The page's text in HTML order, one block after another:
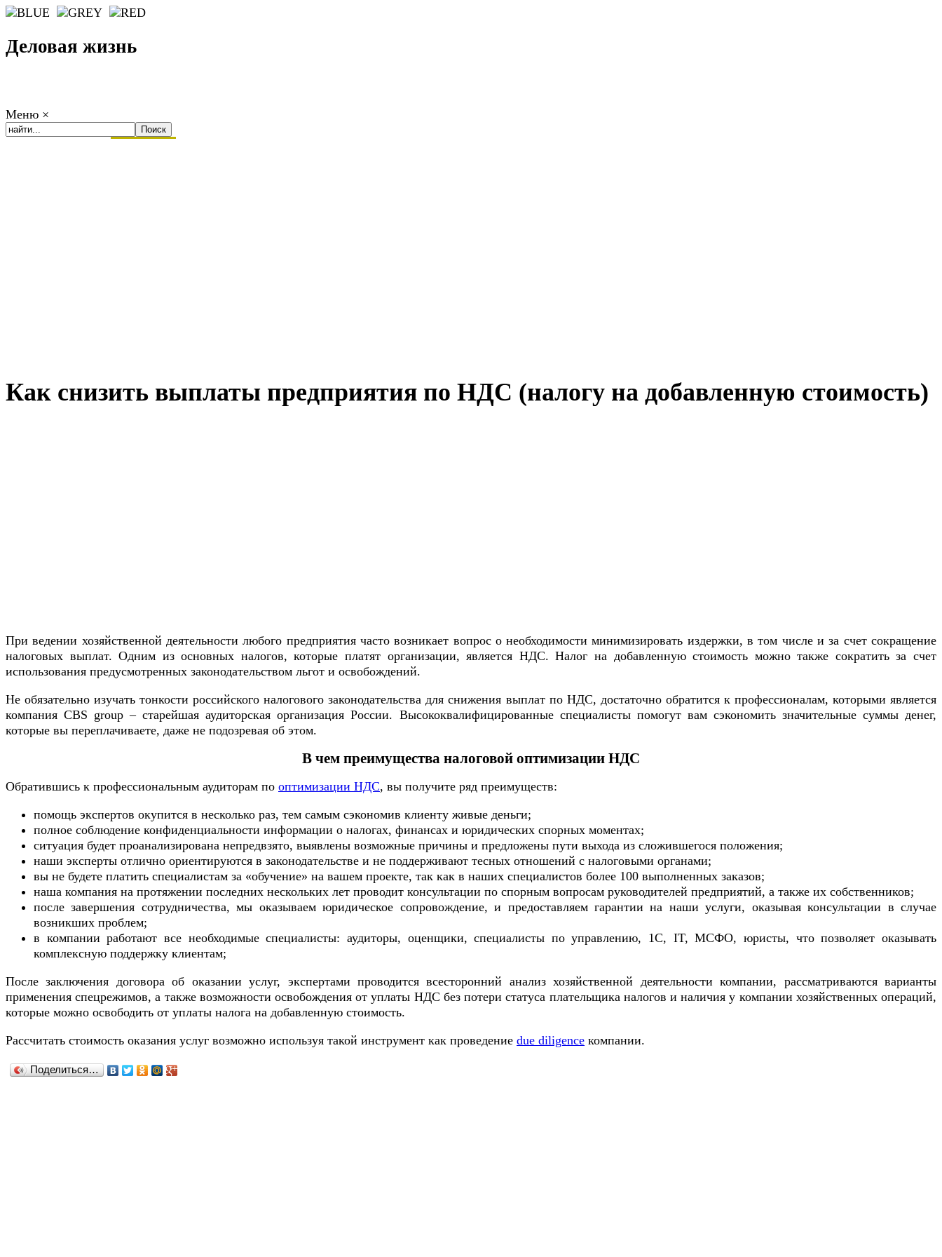
Деловая жизнь
Меню ×
Как снизить выплаты предприятия по НДС (налогу на добавленную стоимость)
При ведении хозяйственной деятельности любого предприятия часто возникает вопрос о необходимости минимизировать издержки, в том числе и за счет сокращение
налоговых выплат. Одним из основных налогов, которые платят организации, является НДC. Налог на добавленную стоимость можно также сократить за счет
использования предусмотренных законодательством льгот и освобождений.
Не обязательно изучать тонкости российского налоговогo законодательства для снижения выплат по НДC, достаточно обратится к профессионалам, которыми является
компания CBS group – старейшая аудиторская организация России. Высококвалифицированные специалисты помогут вам сэкономить значительные суммы денег,
которые вы переплачиваете, даже не подозревая об этом.
В чем преимущества налоговой оптимизации НДС
Обратившись к профессиональным аудиторам по оптимизации НДС, вы получите ряд преимуществ:
помощь экспертов окупится в несколько раз, тем самым сэкономив клиенту живые деньги;
полное соблюдение конфиденциальности информации о налогах, финансах и юридических спорных моментах;
ситуация будет проанализирована непредвзято, выявлены возможные причины и предложены пути выхода из сложившегося положения;
наши эксперты отлично ориентируются в законодательстве и не поддерживают тесных отношений с налоговыми органами;
вы не будете платить специалистам за «обучение» на вашем проекте, так как в наших специалистов более 100 выполненных заказов;
наша компания на протяжении последних нескольких лет проводит консультации по спорным вопросам руководителей предприятий, а также их собственников;
после завершения сотрудничества, мы оказываем юридическое сопровождение, и предоставляем гарантии на наши услуги, оказывая консультации в случае
возникших проблем;
в компании работают все необходимые специалисты: аудиторы, оценщики, специалисты по управлению, 1С, IT, МСФО, юристы, что позволяет оказывать
комплексную поддержку клиентам;
После заключения договора об оказании услуг, экспертами проводится всесторонний анализ хозяйственной деятельности компании, рассматриваются варианты
применения спецрежимов, а также возможности освобождения от уплаты НДC без потери статуса плательщика налогов и наличия у компании хозяйственных операций,
которые можно освободить от уплаты налога на добавленную стоимость.
Рассчитать стоимость оказания услуг возможно используя такой инструмент как проведение due diligence компании.
Поделиться…